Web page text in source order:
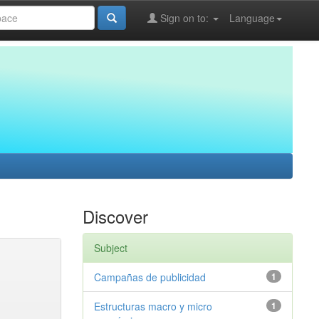
Language
Sign on to:
Discover
Subject
1
Campañas de publicidad
1
Estructuras macro y micro